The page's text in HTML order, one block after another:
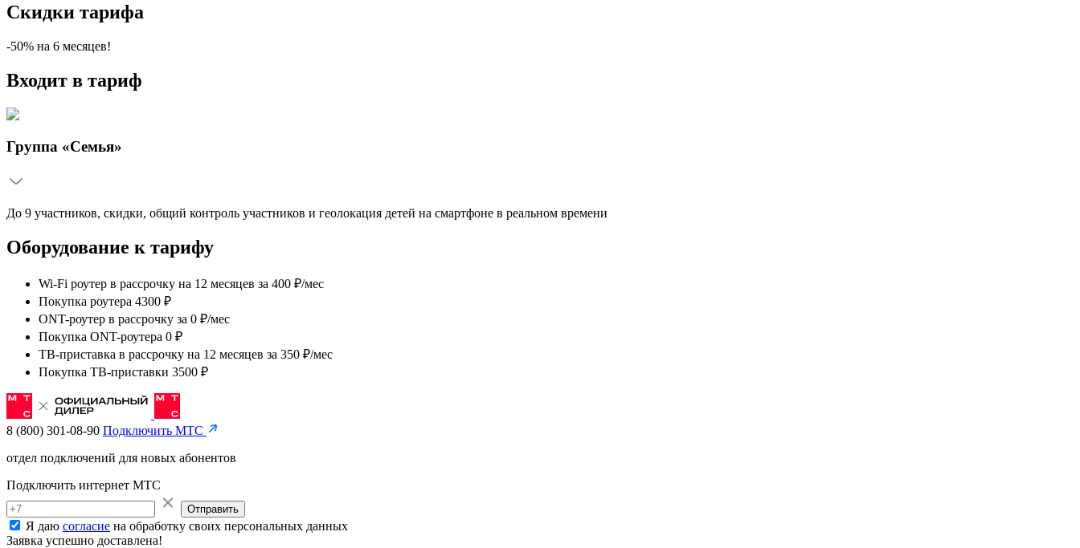
Скидки тарифа
-50% на 6 месяцев!
Входит в тариф
Группа «Семья»
До 9 участников, скидки, общий контроль участников и геолокация детей на смартфоне в реальном времени
Оборудование к тарифу
Wi-Fi роутер в рассрочку на 12 месяцев за 400 ₽/мес
Покупка роутера 4300 ₽
ONT-роутер в рассрочку за 0 ₽/мес
Покупка ONT-роутера 0 ₽
ТВ-приставка в рассрочку на 12 месяцев за 350 ₽/мес
Покупка ТВ-приставки 3500 ₽
8 (800) 301-08-90 Подключить МТС
отдел подключений для новых абонентов
Подключить интернет МТС
Отправить
Я даю согласие на обработку своих персональных данных
Заявка успешно доставлена!